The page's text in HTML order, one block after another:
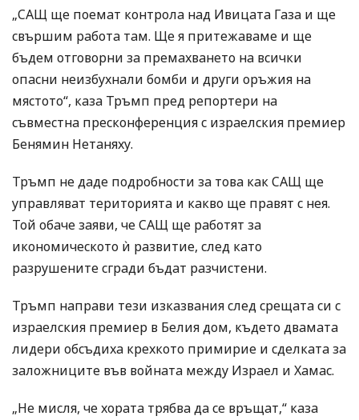
„САЩ ще поемат контрола над Ивицата Газа и ще
свършим работа там. Ще я притежаваме и ще
бъдем отговорни за премахването на всички
опасни неизбухнали бомби и други оръжия на
мястото“, каза Тръмп пред репортери на
съвместна пресконференция с израелския премиер
Бенямин Нетаняху.
Тръмп не даде подробности за това как САЩ ще
управляват територията и какво ще правят с нея.
Той обаче заяви, че САЩ ще работят за
икономическото ѝ развитие, след като
разрушените сгради бъдат разчистени.
Тръмп направи тези изказвания след срещата си с
израелския премиер в Белия дом, където двамата
лидери обсъдиха крехкото примирие и сделката за
заложниците във войната между Израел и Хамас.
„Не мисля, че хората трябва да се връщат,“ каза